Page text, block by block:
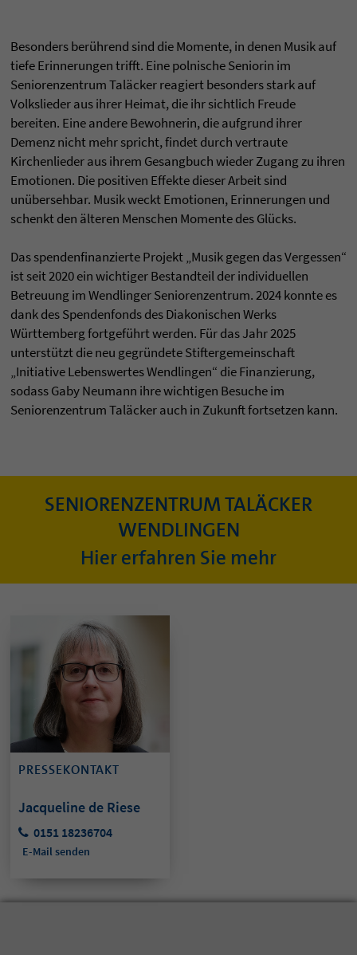
Besonders berührend sind die Momente, in denen Musik auf
tiefe Erinnerungen trifft. Eine polnische Seniorin im
Seniorenzentrum Taläcker reagiert besonders stark auf
Volkslieder aus ihrer Heimat, die ihr sichtlich Freude
bereiten. Eine andere Bewohnerin, die aufgrund ihrer
Demenz nicht mehr spricht, findet durch vertraute
Kirchenlieder aus ihrem Gesangbuch wieder Zugang zu ihren
Emotionen. Die positiven Effekte dieser Arbeit sind
unübersehbar. Musik weckt Emotionen, Erinnerungen und
schenkt den älteren Menschen Momente des Glücks.
Das spendenfinanzierte Projekt „Musik gegen das Vergessen“
ist seit 2020 ein wichtiger Bestandteil der individuellen
Betreuung im Wendlinger Seniorenzentrum. 2024 konnte es
dank des Spendenfonds des Diakonischen Werks
Württemberg fortgeführt werden. Für das Jahr 2025
unterstützt die neu gegründete Stiftergemeinschaft
„Initiative Lebenswertes Wendlingen“ die Finanzierung,
sodass Gaby Neumann ihre wichtigen Besuche im
Seniorenzentrum Taläcker auch in Zukunft fortsetzen kann.
SENIORENZENTRUM TALÄCKER
WENDLINGEN
Hier erfahren Sie mehr
PRESSEKONTAKT
Jacqueline de Riese
0151 18236704
E-Mail senden